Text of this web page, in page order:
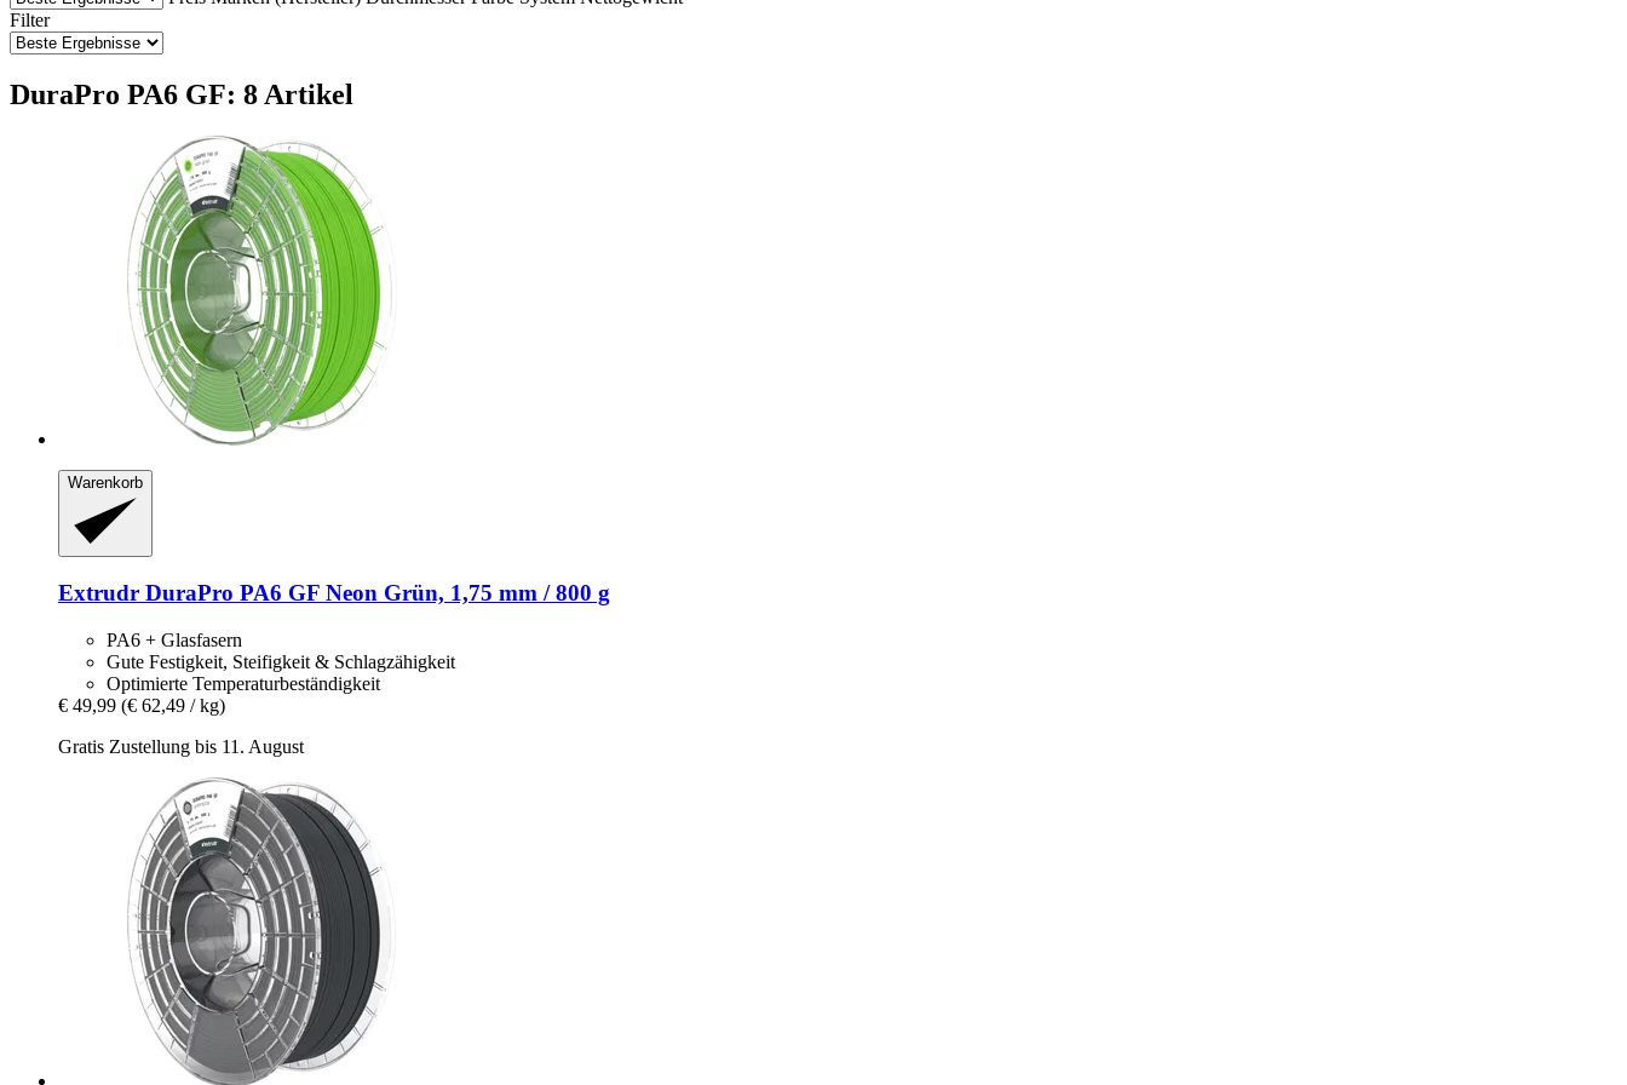
Filter
DuraPro PA6 GF: 8 Artikel
Warenkorb
Extrudr DuraPro PA6 GF Neon Grün, 1,75 mm / 800 g
PA6 + Glasfasern
Gute Festigkeit, Steifigkeit & Schlagzähigkeit
Optimierte Temperaturbeständigkeit
€ 49,99 (€ 62,49 / kg)
Gratis Zustellung bis 11. August